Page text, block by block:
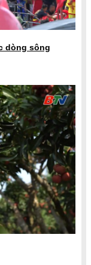
dòng sông